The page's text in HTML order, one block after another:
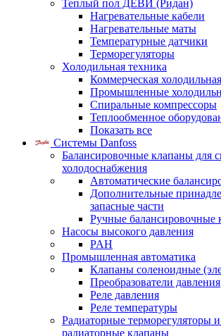
Теплый пол ДЕВИ (Ридан)
Нагревательные кабели
Нагревательные маты
Температурные датчики
Терморегуляторы
Холодильная техника
Коммерческая
Промышленные
Спиральные компрессоры
Теплообменное
Показать все
Системы Danfoss
Балансировочные клапаны для
холодоснабжения
Автоматические
Дополнительные
запасные части
Ручные балансировочные
Насосы высокого давления
PAH
Промышленная автоматика
Клапаны соленоидные
Преобразователи давления
Реле давления
Реле температуры
Радиаторные терморегуляторы
радиаторные клапаны